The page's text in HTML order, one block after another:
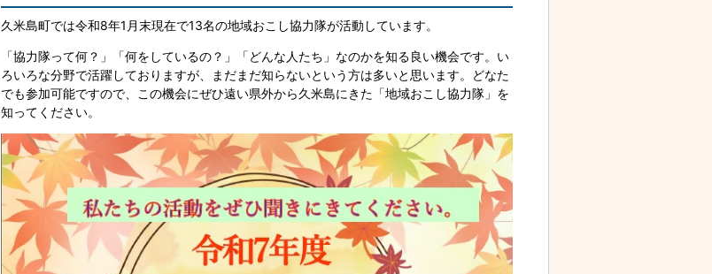
久米島町では令和8年1月末現在で13名の地域おこし協力隊が活動しています。
「協力隊って何？」「何をしているの？」「どんな人たち」なのかを知る良い機会です。い
ろいろな分野で活躍しておりますが、まだまだ知らないという方は多いと思います。どなた
でも参加可能ですので、この機会にぜひ遠い県外から久米島にきた「地域おこし協力隊」を
知ってください。